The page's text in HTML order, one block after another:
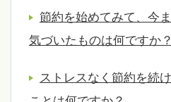
節約を始めてみて、今
気づいたものは何ですか？
ストレスなく節約を続